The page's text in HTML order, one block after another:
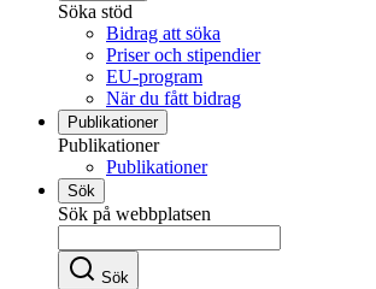
Söka stöd
Bidrag att söka
Priser och stipendier
EU-program
När du fått bidrag
Publikationer
Publikationer
Publikationer
Sök
Sök på webbplatsen
Sök